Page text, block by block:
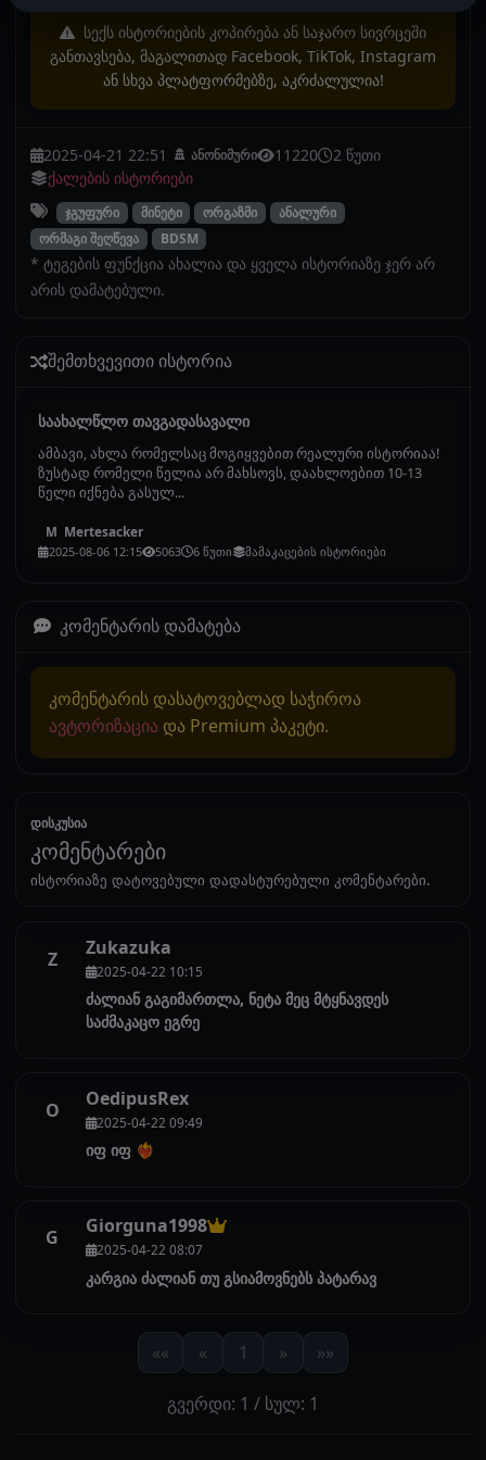
სექს ისტორიების კოპირება ან საჯარო სივრცეში
განთავსება, მაგალითად Facebook, TikTok, Instagram
ან სხვა პლატფორმებზე, აკრძალულია!
2025-04-21 22:51 ანონიმური 11220
2 წუთი
ქალების ისტორიები
ჯგუფური მინეტი ორგაზმი
ანალური
ორმაგი შეღწევა
BDSM
* ტეგების ფუნქცია ახალია და ყველა ისტორიაზე ჯერ არ
არის დამატებული.
შემთხვევითი ისტორია
საახალწლო თავგადასავალი
ამბავი, ახლა რომელსაც მოგიყვებით რეალური ისტორიაა!
ზუსტად რომელი წელია არ მახსოვს, დაახლოებით 10-13
წელი იქნება გასულ...
M Mertesacker
2025-08-06 12:15 5063 6 წუთი მამაკაცების ისტორიები
კომენტარის დამატება
კომენტარის დასატოვებლად საჭიროა
ავტორიზაცია და Premium პაკეტი.
დისკუსია
კომენტარები
ისტორიაზე დატოვებული დადასტურებული კომენტარები.
Z Zukazuka
2025-04-22 10:15
ძალიან გაგიმართლა, ნეტა მეც მტყნავდეს
საძმაკაცო ეგრე
O OedipusRex
2025-04-22 09:49
იფ იფ ❤️‍🔥
G Giorguna1998
2025-04-22 08:07
კარგია ძალიან თუ გსიამოვნებს პატარავ
«« « 1 » »»
გვერდი: 1 / სულ: 1